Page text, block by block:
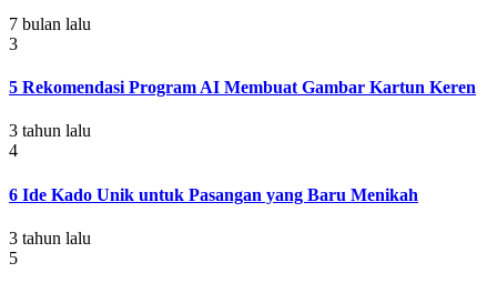
7 bulan lalu
3
5 Rekomendasi Program AI Membuat Gambar Kartun Keren
3 tahun lalu
4
6 Ide Kado Unik untuk Pasangan yang Baru Menikah
3 tahun lalu
5